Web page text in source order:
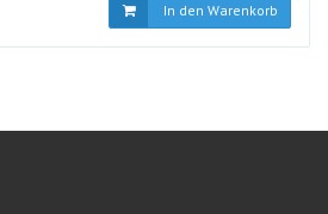
In den Warenkorb